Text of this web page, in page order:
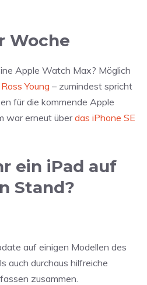
Woche
Apple Watch Max? Möglich
Young – zumindest spricht
für die kommende Apple
war erneut überdas iPhone SE
ein iPad auf
Stand?
auf einigen Modellen des
auch durchaus hilfreiche
zusammen.